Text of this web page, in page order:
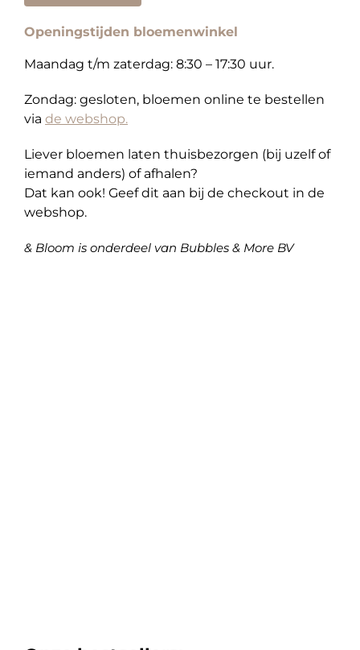
Openingstijden bloemenwinkel
Maandag t/m zaterdag: 8:30 – 17:30 uur.
Zondag: gesloten, bloemen online te bestellen
via de webshop.
Liever bloemen laten thuisbezorgen (bij uzelf of
iemand anders) of afhalen?
Dat kan ook! Geef dit aan bij de checkout in de
webshop.
& Bloom is onderdeel van Bubbles & More BV